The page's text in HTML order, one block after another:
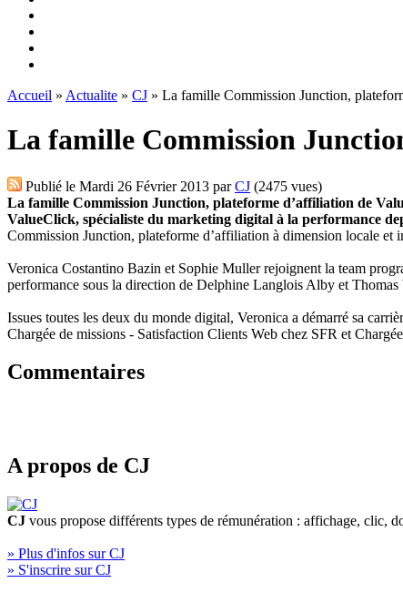
Accueil » Actualite » CJ » La famille Commission Junction,
La famille Commission
Publié le Mardi 26 Février 2013 parCJ (2475 vues)
La famille Commission Junction, plateforme d’affiliation de
ValueClick, spécialiste du marketing digital à la performance
Commission Junction, plateforme d’affiliation à dimension locale et
Veronica Costantino Bazin et Sophie Muller rejoignent la team
performance sous la direction de Delphine Langlois Alby et Thomas
Issues toutes les deux du monde digital, Veronica a démarré sa
Chargée de missions - Satisfaction Clients Web chez SFR et
Commentaires
A propos de CJ
CJ vous propose différents types de rémunération : affichage, clic,
» Plus d'infos sur CJ
» S'inscrire sur CJ